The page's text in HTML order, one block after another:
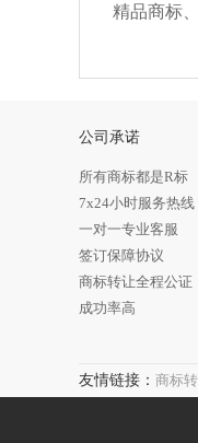
精品商标
公司承诺
所有商标都是R标
7x24小时服务热线
一对一专业客服
签订保障协议
商标转让全程公证
成功率高
友情链接： 商标